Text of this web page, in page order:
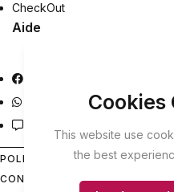
Cookies
This website use
the best
CheckOut
Aide
Whatsapp Help
POLITIQUE DE
CONFIDENTIALITÉ